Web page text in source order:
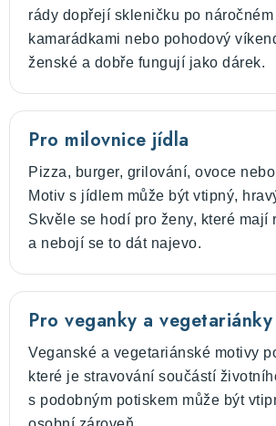
rády dopřejí skleničku po
kamarádkami nebo pohodový
ženské a dobře fungují jako dárek.
Pro milovnice jídla
Pizza, burger, grilování, ovoce
Motiv s jídlem může být vtipný,
Skvěle se hodí pro ženy, které mají
a nebojí se to dát najevo.
Pro veganky a vegetariánky
Veganské a vegetariánské motivy
které je stravování součástí
s podobným potiskem může být